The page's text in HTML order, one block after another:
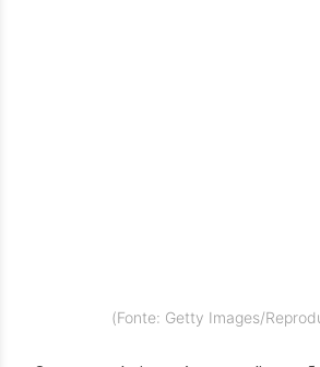
(Fonte: Getty Images/